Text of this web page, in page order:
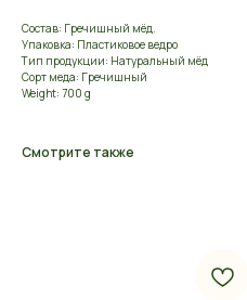
Состав: Гречишный мёд.
Упаковка: Пластиковое ведро
Тип продукции: Натуральный мёд
Сорт меда: Гречишный
Weight: 700 g
Смотрите также